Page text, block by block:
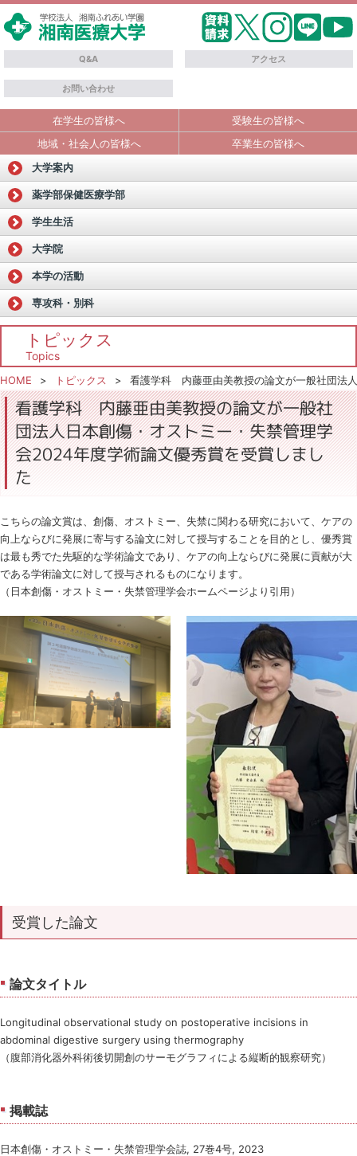
Q&A アクセス
お問い合わせ
在学生の皆様へ
受験生の皆様へ
地域・社会人の皆様へ
卒業生の皆様へ
トピックス
Topics
HOME トピックス 看護学科 内藤亜由美教授の論文が一般社団法
大学案内
薬学部保健医療学部
学生生活
大学院
本学の活動
専攻科・別科
看護学科 内藤亜由美教授の論文が一般社
団法人日本創傷・オストミー・失禁管理学
会2024年度学術論文優秀賞を受賞しまし
た
こちらの論文賞は、創傷、オストミー、失禁に関わる研究において、ケアの
向上ならびに発展に寄与する論文に対して授与することを目的とし、優秀賞
は最も秀でた先駆的な学術論文であり、ケアの向上ならびに発展に貢献が大
である学術論文に対して授与されるものになります。
（日本創傷・オストミー・失禁管理学会ホームページより引用）
受賞した論文
論文タイトル
Longitudinal observational study on postoperative incisions in
abdominal digestive surgery using thermography
（腹部消化器外科術後切開創のサーモグラフィによる縦断的観察研究）
掲載誌
日本創傷・オストミー・失禁管理学会誌, 27巻4号, 2023